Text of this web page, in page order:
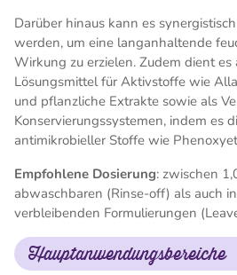
Darüber hinaus kann es
werden, um eine langanhaltende
Wirkung zu erzielen. Zudem dient es
Lösungsmittel für Aktivstoffe wie
und pflanzliche Extrakte sowie als
Konservierungssystemen, indem es
antimikrobieller Stoffe wie
Empfohlene Dosierung: zwischen
abwaschbaren (Rinse-off) als auch
verbleibenden Formulierungen
Hauptanwendungsbereiche